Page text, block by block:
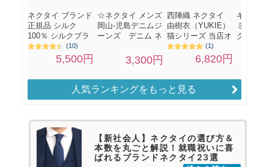
人気ランキングをもっと見る
【新社会人】ネクタイの選び方＆
本数を丸ごと解説！就職祝いに喜
ばれるブランドネクタイ23選